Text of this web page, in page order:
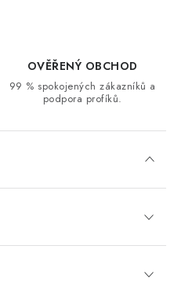
OVĚŘENÝ OBCHOD
99 % spokojených zákazníků a
podpora profíků.